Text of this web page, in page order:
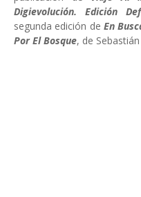
Digievolución. Edición
segunda edición de En
Por El Bosque, de